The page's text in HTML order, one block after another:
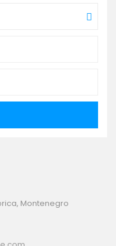
Montenegro